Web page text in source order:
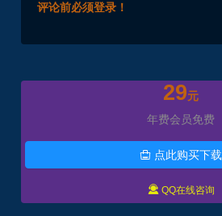
评论前必须登录！
29元
年费会员免费
 点此购买下载
 QQ在线咨询